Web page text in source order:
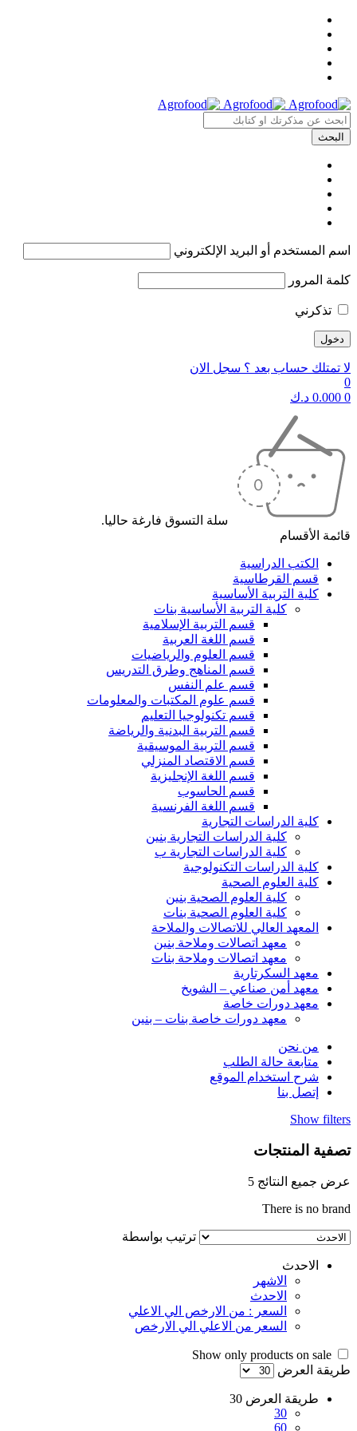
اسم المستخدم أو البريد الإلكتروني
كلمة المرور
تذكرني
لا تمتلك حساب بعد ؟ سجل الان
0
0
0.000 د.ك
سلة التسوق فارغة حاليا.
قائمة الأقسام
الكتب الدراسية
قسم القرطاسية
كلية التربية الأساسية
كلية التربية الأساسية بنات
قسم التربية الإسلامية
قسم اللغة العربية
قسم العلوم والرياضيات
قسم المناهج وطرق التدريس
قسم علم النفس
قسم علوم المكتبات والمعلومات
قسم تكنولوجيا التعليم
قسم التربية البدنية والرياضة
قسم التربية الموسيقية
قسم الاقتصاد المنزلي
قسم اللغة الإنجليزية
قسم الحاسوب
قسم اللغة الفرنسية
كلية الدراسات التجارية
كلية الدراسات التجارية بنين
كلية الدراسات التجارية ب
كلية الدراسات التكنولوجية
كلية العلوم الصحية
كلية العلوم الصحية بنين
كلية العلوم الصحية بنات
المعهد العالي للاتصالات والملاحة
معهد اتصالات وملاحة بنين
معهد اتصالات وملاحة بنات
معهد السكرتارية
معهد أمن صناعي – الشويخ
معهد دورات خاصة
معهد دورات خاصة بنات – بنين
من نحن
متابعة حالة الطلب
شرح استخدام الموقع
إتصل بنا
Show filters
تصفية المنتجات
عرض جميع النتائج 5
There is no brand
ترتيب بواسطة
الاحدث
الاشهر
الاحدث
السعر : من الارخص الي الاعلي
السعر من الاعلي الي الارخص
طريقة العرض
طريقة العرض 30
30
60